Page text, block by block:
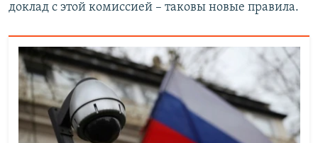
доклад с этой комиссией – таковы новые правила.